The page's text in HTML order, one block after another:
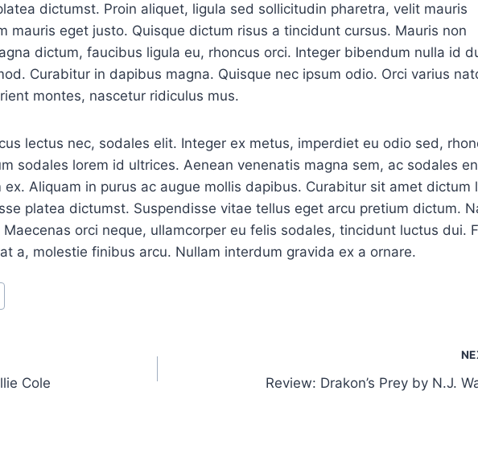
dictumst. Proin aliquet, ligula sed sollicitudin pharetra, velit mauris
mauris eget justo. Quisque dictum risus a tincidunt cursus. Mauris non
dictum, faucibus ligula eu, rhoncus orci. Integer bibendum nulla id
Curabitur in dapibus magna. Quisque nec ipsum odio. Orci varius
montes, nascetur ridiculus mus.
lectus nec, sodales elit. Integer ex metus, imperdiet eu odio sed,
sodales lorem id ultrices. Aenean venenatis magna sem, ac sodales
Aliquam in purus ac augue mollis dapibus. Curabitur sit amet dictum
platea dictumst. Suspendisse vitae tellus eget arcu pretium dictum.
orci neque, ullamcorper eu felis sodales, tincidunt luctus dui.
a, molestie finibus arcu. Nullam interdum gravida ex a ornare.
Cole Review: Drakon’s Prey by N.J.